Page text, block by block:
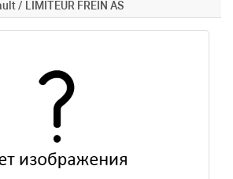
/ LIMITEUR FREIN AS